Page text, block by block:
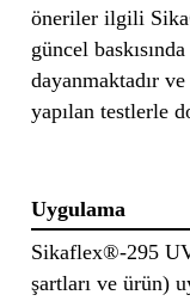
öneriler ilgili
güncel
dayanmaktadır
yapılan testlerle
Uygulama
Sikaflex®-295
şartları ve ürün)